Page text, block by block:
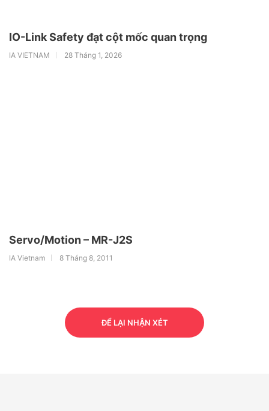
IO-Link Safety đạt cột mốc quan trọng
IA VIETNAM 28 Tháng 1, 2026
Servo/Motion – MR-J2S
IA Vietnam 8 Tháng 8, 2011
ĐỂ LẠI NHẬN XÉT